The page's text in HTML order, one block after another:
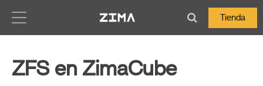
Tienda
ZFS en ZimaCube